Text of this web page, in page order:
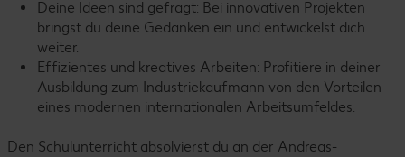
Deine Ideen sind gefragt: Bei innovativen Projekten
bringst du deine Gedanken ein und entwickelst dich
weiter.
Effizientes und kreatives Arbeiten: Profitiere in deiner
Ausbildung zum Industriekaufmann von den Vorteilen
eines modernen internationalen Arbeitsumfeldes.
Den Schulunterricht absolvierst du an der Andreas-